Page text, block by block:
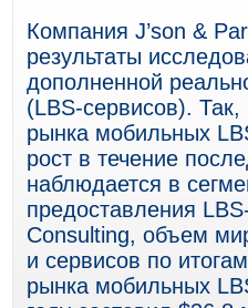
Компания J’son &
результаты
дополненной
(LBS-сервисов).
рынка мобильных
рост в течение
наблюдается в
предоставления
Consulting, объем
и сервисов по
рынка мобильных